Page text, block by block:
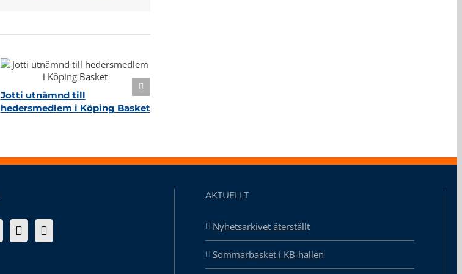
Jotti utnämnd till
hedersmedlem i Köping Basket
AKTUELLT
Nyhetsarkivet återställt
Sommarbasket i KB-hallen